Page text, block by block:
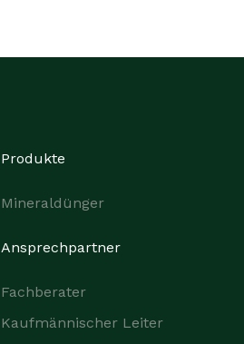
Produkte
Mineraldünger
Ansprechpartner
Fachberater
Kaufmännischer Leiter